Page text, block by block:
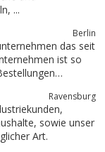
energetische Nutzung von Holzhackschnitzeln, ...
Berlin
das seit
ist so
genauso
Ravensburg
Art.